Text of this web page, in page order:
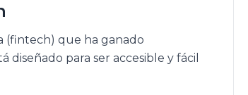
(fintech) que ha ganado
para ser accesible y fácil